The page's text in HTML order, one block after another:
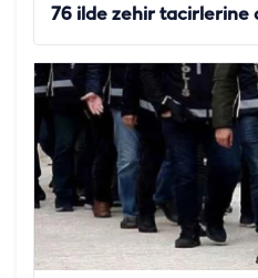
76 ilde zehir tacirlerine